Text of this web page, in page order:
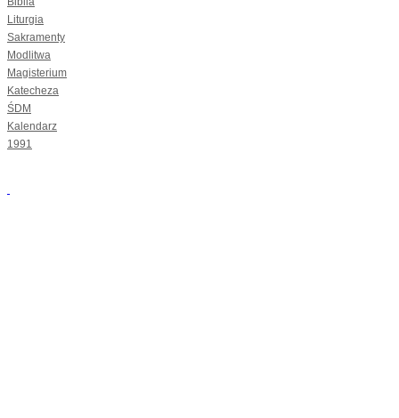
Liturgia
Sakramenty
Modlitwa
Magisterium
Katecheza
ŚDM
Kalendarz
1991